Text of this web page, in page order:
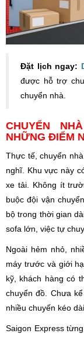
Đặt lịch ngay:
được hỗ trợ
chuyển nhà.
CHUYỂN
NHỮNG ĐIỂM
Thực tế, chuyển
nghĩ. Khu vực này
xe tải. Không ít
buộc đội vận
bộ trong thời gian
sofa lớn, việc tự
Ngoài hẻm nhỏ,
máy trước và giới
kỹ, khách hàng có
chuyển đồ. Chưa
nhiều chuyến kéo
Saigon Express